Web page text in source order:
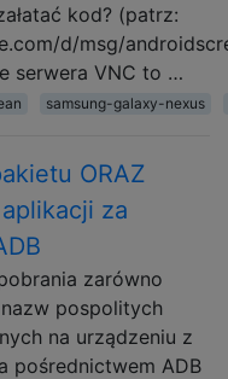
kod? (patrz:
d/msg/
serwera VNC to …
samsung-galaxy-nexus
ORAZ
za
zarówno
pospolitych
na urządzeniu z
pośrednictwem ADB